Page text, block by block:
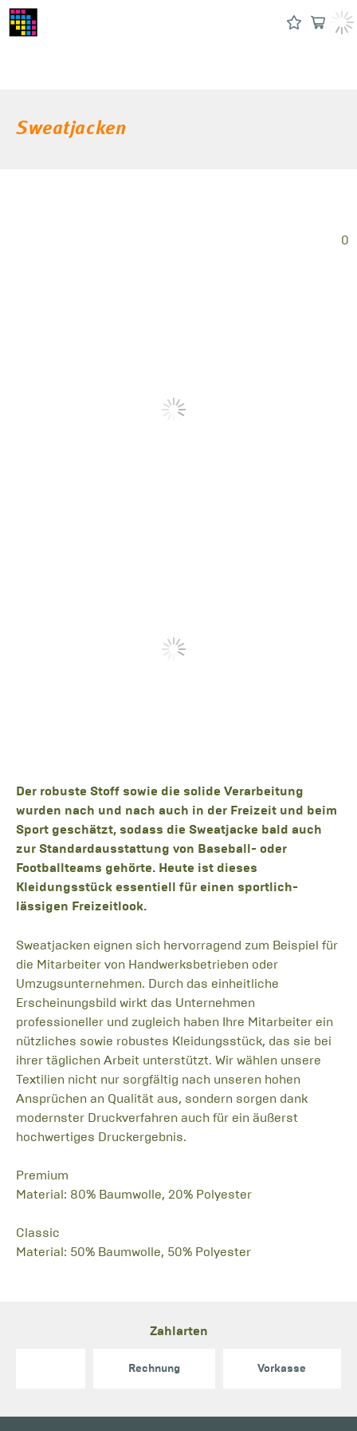
Sweatjacken
0
Der robuste Stoff sowie die solide Verarbeitung
wurden nach und nach auch in der Freizeit und beim
Sport geschätzt, sodass die Sweatjacke bald auch
zur Standardausstattung von Baseball- oder
Footballteams gehörte. Heute ist dieses
Kleidungsstück essentiell für einen sportlich-
lässigen Freizeitlook.
Sweatjacken eignen sich hervorragend zum Beispiel für
die Mitarbeiter von Handwerksbetrieben oder
Umzugsunternehmen. Durch das einheitliche
Erscheinungsbild wirkt das Unternehmen
professioneller und zugleich haben Ihre Mitarbeiter ein
nützliches sowie robustes Kleidungsstück, das sie bei
ihrer täglichen Arbeit unterstützt. Wir wählen unsere
Textilien nicht nur sorgfältig nach unseren hohen
Ansprüchen an Qualität aus, sondern sorgen dank
modernster Druckverfahren auch für ein äußerst
hochwertiges Druckergebnis.
Premium
Material: 80% Baumwolle, 20% Polyester
Classic
Material: 50% Baumwolle, 50% Polyester
Zahlarten
Rechnung Vorkasse